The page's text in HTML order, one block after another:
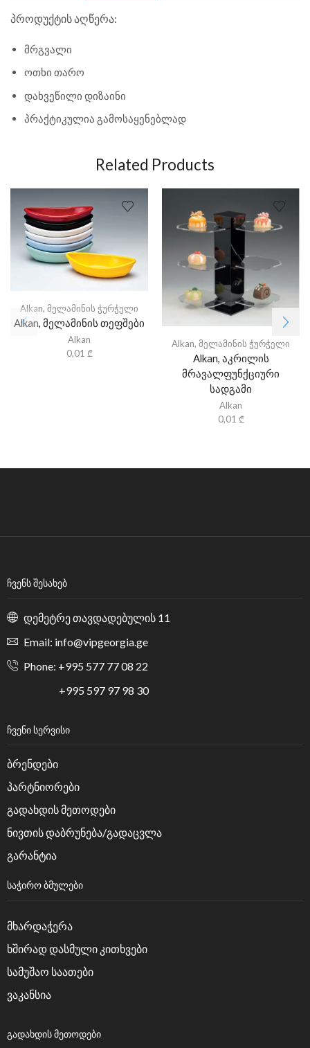
პროდუქტის აღწერა:
მრგვალი
ოთხი თარო
დახვეწილი დიზაინი
პრაქტიკულია გამოსაყენებლად
Related Products
Alkan, მელამინის ჭურჭელი
Alkan, მელამინის თეფშები
Alkan
0,01 ₾
Alkan, მელამინის ჭურჭელი
Alkan, აკრილის
მრავალფუნქციური
სადგამი
Alkan
0,01 ₾
ᲩᲕᲔᲜᲡ ᲨᲔᲡᲐᲮᲔᲑ
დემეტრე თავდადებულის 11
Email: info@vipgeorgia.ge
Phone: +995 577 77 08 22
+995 597 97 98 30
ᲩᲕᲔᲜᲘ ᲡᲔᲠᲕᲘᲡᲘ
ბრენდები
პარტნიორები
გადახდის მეთოდები
ნივთის დაბრუნება/გადაცვლა
გარანტია
ᲡᲐᲭᲘᲠᲝ ᲑᲛᲣᲚᲔᲑᲘ
მხარდაჭერა
ხშირად დასმული კითხვები
სამუშაო საათები
ვაკანსია
ᲒᲐᲓᲐᲮᲓᲘᲡ ᲛᲔᲗᲝᲓᲔᲑᲘ